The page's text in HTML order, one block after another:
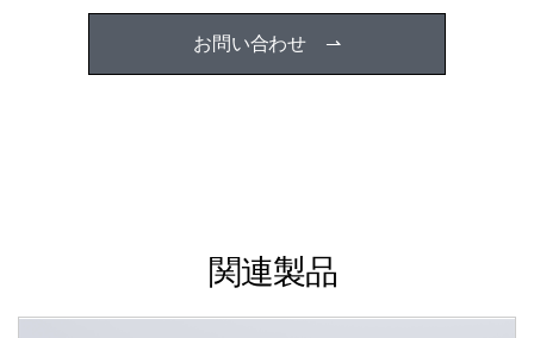
お問い合わせ ⇀
関連製品